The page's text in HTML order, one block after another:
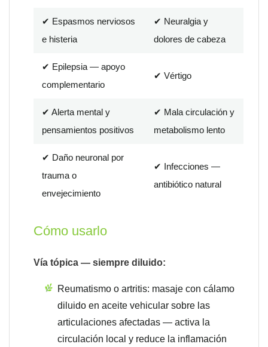
✔ Espasmos nerviosos
e histeria
✔ Neuralgia y
dolores de cabeza
✔ Epilepsia — apoyo
complementario
✔ Vértigo
✔ Alerta mental y
pensamientos positivos
✔ Mala circulación y
metabolismo lento
✔ Daño neuronal por
trauma o
envejecimiento
✔ Infecciones —
antibiótico natural
Cómo usarlo
Vía tópica — siempre diluido:
Reumatismo o artritis: masaje con cálamo
diluido en aceite vehicular sobre las
articulaciones afectadas — activa la
circulación local y reduce la inflamación